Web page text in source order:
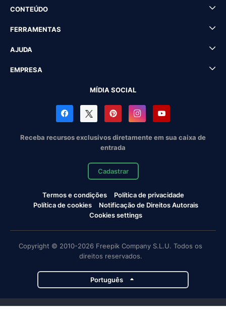
CONTEÚDO
FERRAMENTAS
AJUDA
EMPRESA
MÍDIA SOCIAL
Receba recursos exclusivos diretamente em sua caixa de
entrada
Cadastrar
Termos e condições
Política de privacidade
Política de cookies
Notificação de Direitos Autorais
Cookies settings
Copyright © 2010-2026 Freepik Company S.L.U. Todos os
direitos reservados.
Português